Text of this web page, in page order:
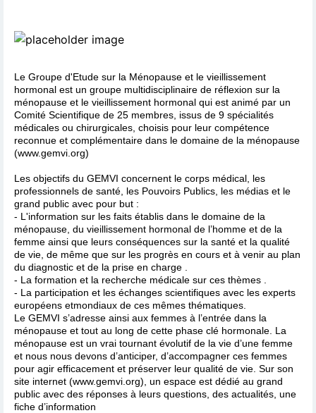
Le Groupe d'Etude sur la Ménopause et le vieillissement
hormonal est un groupe multidisciplinaire de réflexion sur la
ménopause et le vieillissement hormonal qui est animé par un
Comité Scientifique de 25 membres, issus de 9 spécialités
médicales ou chirurgicales, choisis pour leur compétence
reconnue et complémentaire dans le domaine de la ménopause
(www.gemvi.org)
Les objectifs du GEMVI concernent le corps médical, les
professionnels de santé, les Pouvoirs Publics, les médias et le
grand public avec pour but :
- L'information sur les faits établis dans le domaine de la
ménopause, du vieillissement hormonal de l’homme et de la
femme ainsi que leurs conséquences sur la santé et la qualité
de vie, de même que sur les progrès en cours et à venir au plan
du diagnostic et de la prise en charge .
- La formation et la recherche médicale sur ces thèmes .
- La participation et les échanges scientifiques avec les experts
européens etmondiaux de ces mêmes thématiques.
Le GEMVI s’adresse ainsi aux femmes à l’entrée dans la
ménopause et tout au long de cette phase clé hormonale. La
ménopause est un vrai tournant évolutif de la vie d’une femme
et nous nous devons d’anticiper, d’accompagner ces femmes
pour agir efficacement et préserver leur qualité de vie. Sur son
site internet (www.gemvi.org), un espace est dédié au grand
public avec des réponses à leurs questions, des actualités, une
fiche d’information